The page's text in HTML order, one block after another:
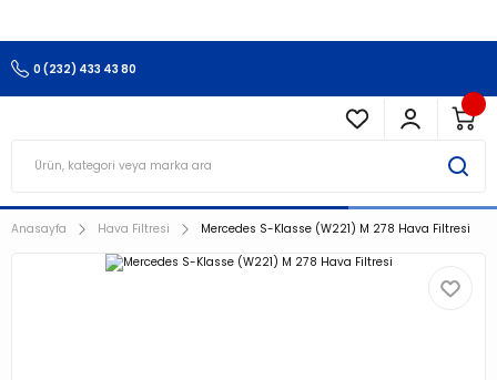
0 (232) 433 43 80
Anasayfa Hava Filtresi Mercedes S-Klasse (W221) M 278 Hava Filtresi